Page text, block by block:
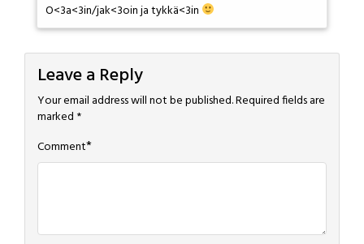
O<3a<3in/jak<3oin ja tykkä<3in
Leave a Reply
Your email address will not be published.Required fields are
marked *
Comment*